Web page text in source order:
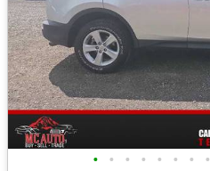
• • • • • • • •